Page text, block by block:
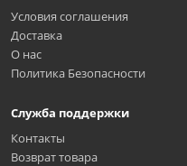
Условия соглашения
Доставка
О нас
Политика Безопасности
Служба поддержки
Контакты
Возврат товара